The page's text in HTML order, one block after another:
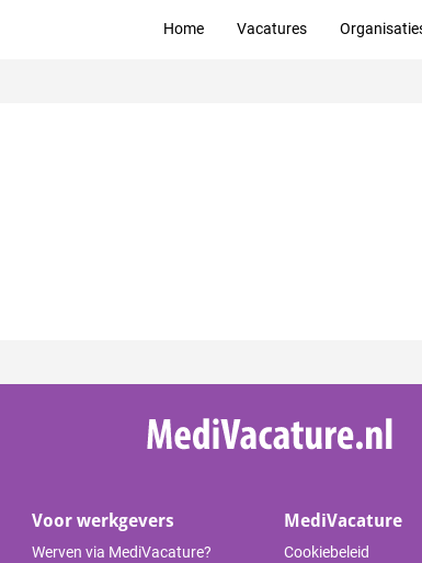
Home Vacatures
Voor werkgevers
Werven via MediVacature?
MediVacature
Cookiebeleid